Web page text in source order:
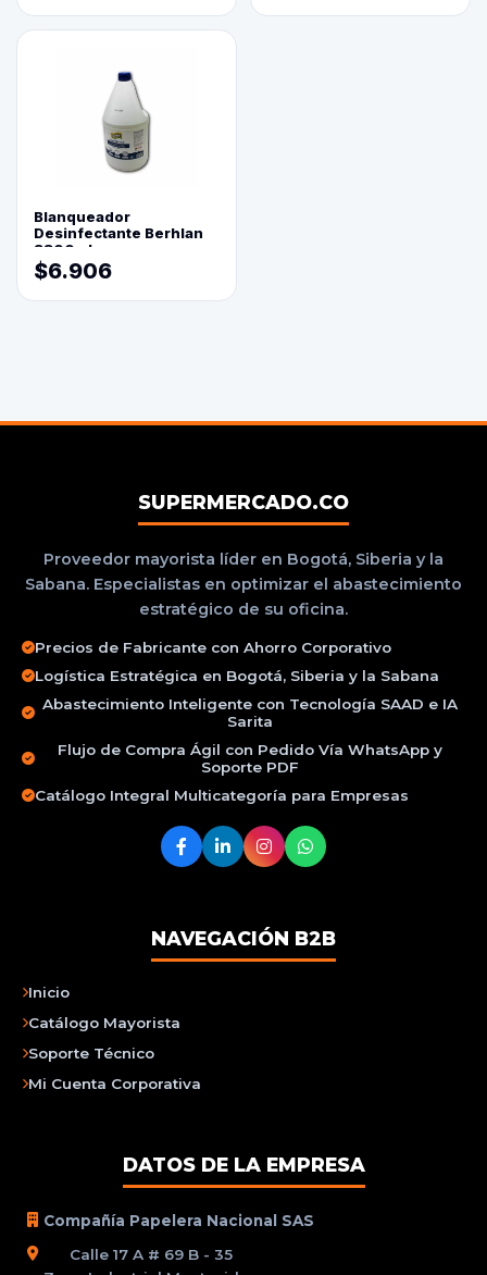
Blanqueador
Desinfectante Berhlan
3800ml
$6.906
SUPERMERCADO.CO
Proveedor mayorista líder en Bogotá, Siberia y la
Sabana. Especialistas en optimizar el abastecimiento
estratégico de su oficina.
Precios de Fabricante con Ahorro Corporativo
Logística Estratégica en Bogotá, Siberia y la Sabana
Abastecimiento Inteligente con Tecnología SAAD e IA
Sarita
Flujo de Compra Ágil con Pedido Vía WhatsApp y
Soporte PDF
Catálogo Integral Multicategoría para Empresas
NAVEGACIÓN B2B
Inicio
Catálogo Mayorista
Soporte Técnico
Mi Cuenta Corporativa
DATOS DE LA EMPRESA
Compañía Papelera Nacional SAS
Calle 17 A # 69 B - 35